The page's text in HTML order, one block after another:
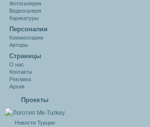
Фотогалерея
Видеогалеря
Карикатуры
Персоналии
Комментарии
Авторы
Cтраницы
О нас
Контакты
Реклама
Архив
Проекты
Новости Турции